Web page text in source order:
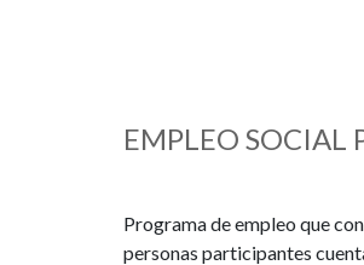
EMPLEO SOCIAL
Programa de empleo que
personas participantes